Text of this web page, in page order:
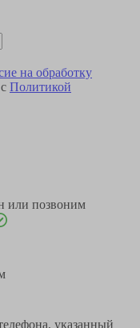
на обработку
Политикой
или позвоним
указанный